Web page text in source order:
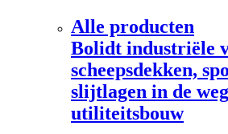
Alle producten
Bolidt industriële
scheepsdekken,
slijtlagen in de
utiliteitsbouw